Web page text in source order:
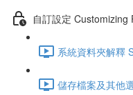
自訂設定 Customizing
系統資料夾解釋
儲存檔案及其他